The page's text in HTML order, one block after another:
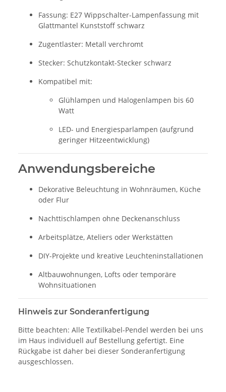
Fassung: E27 Wippschalter-Lampenfassung mit
Glattmantel Kunststoff schwarz
Zugentlaster: Metall verchromt
Stecker: Schutzkontakt-Stecker schwarz
Kompatibel mit:
Glühlampen und Halogenlampen bis 60
Watt
LED- und Energiesparlampen (aufgrund
geringer Hitzeentwicklung)
Anwendungsbereiche
Dekorative Beleuchtung in Wohnräumen, Küche
oder Flur
Nachttischlampen ohne Deckenanschluss
Arbeitsplätze, Ateliers oder Werkstätten
DIY-Projekte und kreative Leuchteninstallationen
Altbauwohnungen, Lofts oder temporäre
Wohnsituationen
Hinweis zur Sonderanfertigung
Bitte beachten: Alle Textilkabel-Pendel werden bei uns
im Haus individuell auf Bestellung gefertigt. Eine
Rückgabe ist daher bei dieser Sonderanfertigung
ausgeschlossen.